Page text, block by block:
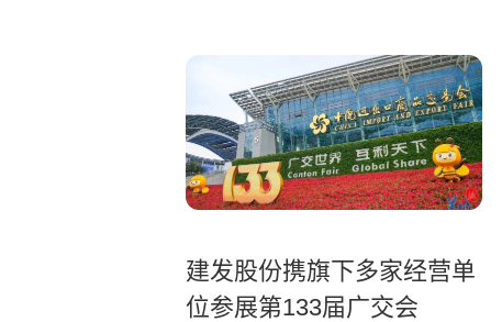
建发股份携旗下多家经营单
位参展第133届广交会